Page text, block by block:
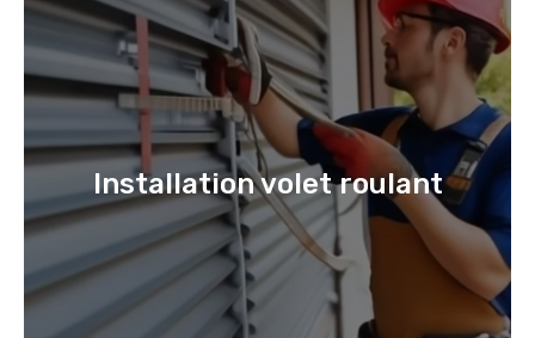
Installation volet roulant